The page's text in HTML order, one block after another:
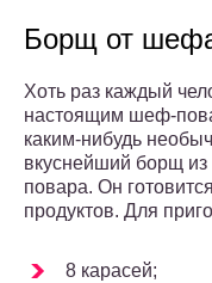
Борщ от
Хоть раз каждый
настоящим шеф-
каким-нибудь
вкуснейший борщ
повара. Он
продуктов. Для
8 карасей;